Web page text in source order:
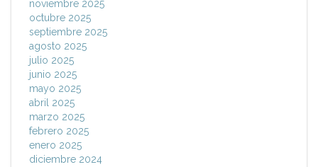
noviembre 2025
octubre 2025
septiembre 2025
agosto 2025
julio 2025
junio 2025
mayo 2025
abril 2025
marzo 2025
febrero 2025
enero 2025
diciembre 2024